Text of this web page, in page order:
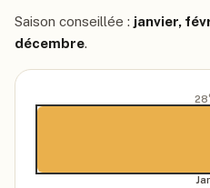
Saison conseillée : janvier,
décembre.
28